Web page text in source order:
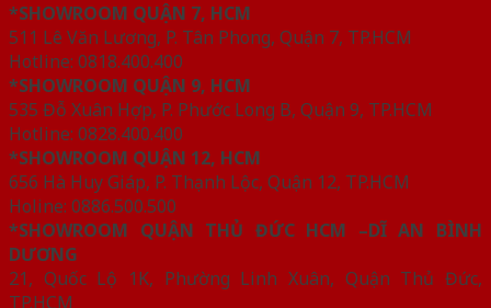
*SHOWROOM QUẬN 7, HCM
511 Lê Văn Lương, P. Tân Phong, Quận 7, TP.HCM
Hotline: 0818.400.400
*SHOWROOM QUẬN 9, HCM
535 Đỗ Xuân Hợp, P. Phước Long B, Quận 9, TP.HCM
Hotline: 0828.400.400
*SHOWROOM QUẬN 12, HCM
656 Hà Huy Giáp, P. Thạnh Lộc, Quận 12, TP.HCM
Holine: 0886.500.500
*SHOWROOM QUẬN THỦ ĐỨC HCM –DĨ AN BÌNH
DƯƠNG
21, Quốc Lộ 1K, Phường Linh Xuân, Quận Thủ Đức,
TP.HCM